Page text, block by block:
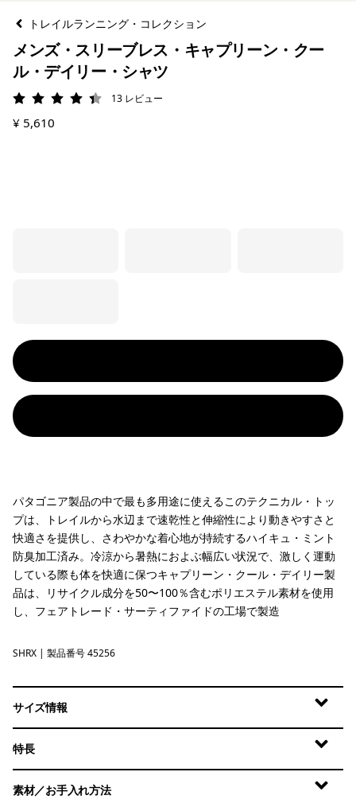
トレイルランニング・コレクション
メンズ・スリーブレス・キャプリーン・クー
ル・デイリー・シャツ
評価: 4.4 / 5
13 レビュー
¥ 5,610
パタゴニア製品の中で最も多用途に使えるこのテクニカル・トッ
プは、トレイルから水辺まで速乾性と伸縮性により動きやすさと
快適さを提供し、さわやかな着心地が持続するハイキュ・ミント
防臭加工済み。冷涼から暑熱におよぶ幅広い状況で、激しく運動
している際も体を快適に保つキャプリーン・クール・デイリー製
品は、リサイクル成分を50〜100％含むポリエステル素材を使用
し、フェアトレード・サーティファイドの工場で製造
Shore Blue - Light Shore Blue X-Dye
SHRX | 製品番号 45256
サイズ情報
特長
素材／お手入れ方法